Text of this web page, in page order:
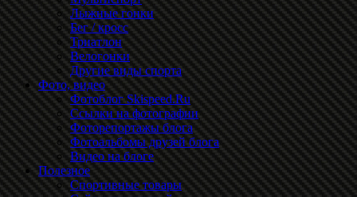
Лыжные гонки
Бег / кросс
Триатлон
Велогонки
Другие виды спорта
Фото, видео
Фотоблог Skispeed.Ru
Ссылки на фотографии
Фоторепортажы блога
Фотоальбомы друзей блога
Видео на блоге
Полезное
Спортивные товары